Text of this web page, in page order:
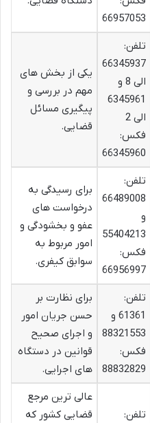
66957053
تلفن:
66345937
الی 8 و
6345961
الی 2
فکس:
66345960
یکی از بخش های
مهم در بررسی و
پیگیری مسائل
قضایی.
تلفن:
66489008
و
55404213
فکس:
66956997
برای رسیدگی به
درخواست های
عفو و بخشودگی و
امور مربوط به
سوابق کیفری.
تلفن:
61361 و
88321553
فکس:
88832829
برای نظارت بر
حسن جریان امور
و اجرای صحیح
قوانین در دستگاه
های اجرایی.
تلفن:
عالی ترین مرجع
قضایی کشور که